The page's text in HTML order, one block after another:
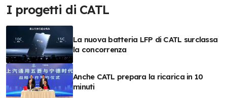
I progetti di CATL
La nuova batteria LFP di CATL surclassa
la concorrenza
Anche CATL prepara la ricarica in 10
minuti